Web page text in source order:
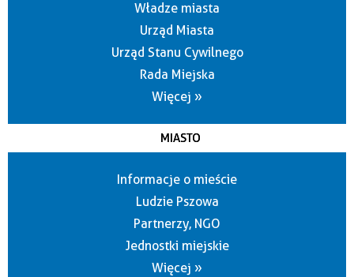
Władze miasta
Urząd Miasta
Urząd Stanu Cywilnego
Rada Miejska
Więcej »
MIASTO
Informacje o mieście
Ludzie Pszowa
Partnerzy, NGO
Jednostki miejskie
Więcej »